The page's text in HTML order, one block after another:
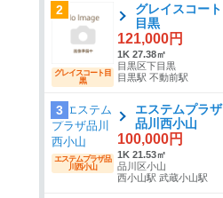
2
グレイスコート目
黒
グレイスコート
目黒
121,000円
1K 27.38㎡
目黒区下目黒
目黒駅 不動前駅
3
エステムプラザ品
川西小山
エステムプラザ
品川西小山
100,000円
1K 21.53㎡
品川区小山
西小山駅 武蔵小山駅